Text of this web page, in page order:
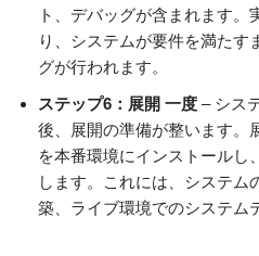
ト、デバッグが含まれます。
り、システムが要件を満たす
グが行われます。
ステップ6：展開 一度 – シス
後、展開の準備が整います。
を本番環境にインストールし
します。これには、システム
築、ライブ環境でのシステム